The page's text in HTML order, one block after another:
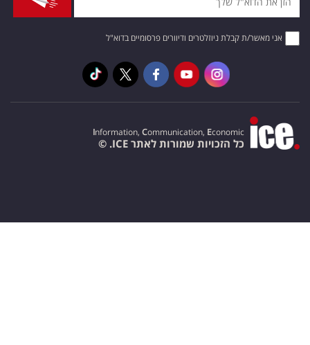
אני מאשר/ת קבלת ניוזלטרים ודיוורים פרסומיים בדוא"ל
Information, Communication, Economic
כל הזכויות שמורות לאתר ICE. ©